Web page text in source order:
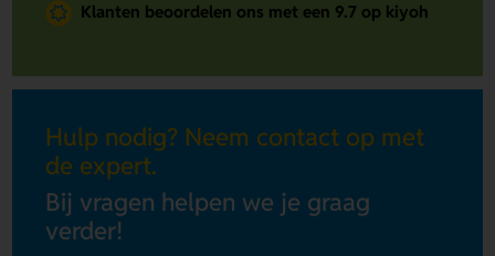
Klanten beoordelen ons met een 9.7 op kiyoh
Hulp nodig? Neem contact op met
de expert.
Bij vragen helpen we je graag
verder!